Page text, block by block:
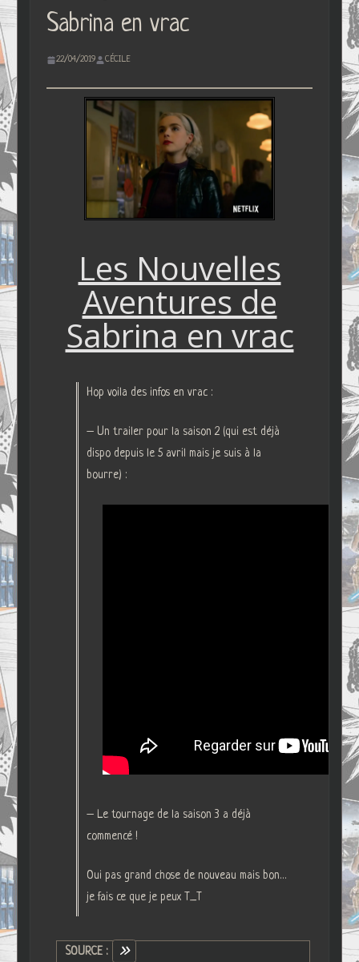
Sabrina en vrac
22/04/2019 CÉCILE
Les Nouvelles
Aventures de
Sabrina en vrac
Hop voila des infos en vrac :
– Un trailer pour la saison 2 (qui est déjà
dispo depuis le 5 avril mais je suis à la
bourre) :
– Le tournage de la saison 3 a déjà
commencé !
Oui pas grand chose de nouveau mais bon…
je fais ce que je peux T_T
SOURCE :